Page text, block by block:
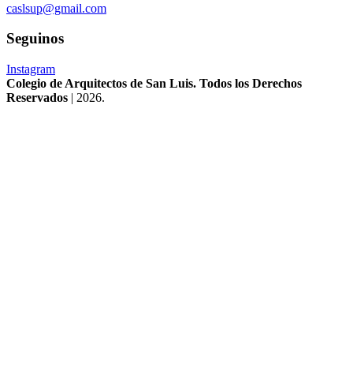
caslsup@gmail.com
Seguinos
Instagram
Colegio de Arquitectos de San Luis. Todos los Derechos
Reservados | 2026.